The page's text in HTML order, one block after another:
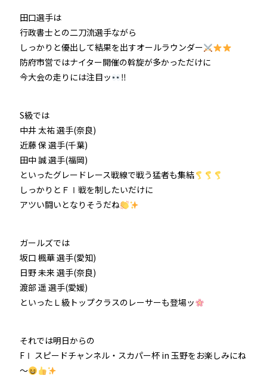
田口選手は
行政書士との二刀流選手ながら
しっかりと優出して結果を出すオールラウンダー
防府市営ではナイター開催の斡旋が多かっただけに
今大会の走りには注目ッ
‼
S級では
中井 太祐 選手(奈良)
近藤 保 選手(千葉)
田中 誠 選手(福岡)
といったグレードレース戦線で戦う猛者も集結
しっかりとＦⅠ戦を制したいだけに
アツい闘いとなりそうだね
ガールズでは
坂口 楓華 選手(愛知)
日野 未来 選手(奈良)
渡部 遥 選手(愛媛)
といったＬ級トップクラスのレーサーも登場ッ
それでは明日からの
FⅠ スピードチャンネル・スカパー杯 in 玉野をお楽しみにね
～